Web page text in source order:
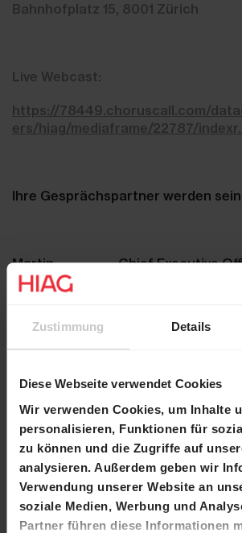
Zustimmung Details
Diese Webseite verwendet Cookies
Wir verwenden Cookies, um Inhalte
personalisieren, Funktionen für
zu können und die Zugriffe auf
analysieren. Außerdem geben wir
Verwendung unserer Website an
soziale Medien, Werbung und
Partner führen diese Informationen
Bahnhofplatz 15, 8001 Zürich
Live Webcast:
https://78449.choruscall.com/
ers/hiag/mediaframe/22787/
Ihre Gesprächspartner werden
Martin
Durchschlag
Chief Executive
2018 an:
Freundliche Grüsse
HIAG